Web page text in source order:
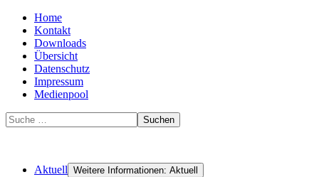
Home
Kontakt
Downloads
Übersicht
Datenschutz
Impressum
Medienpool
Suchen
Aktuell Weitere Informationen: Aktuell